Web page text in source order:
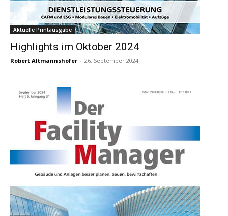
Aktuelle Printausgabe
Highlights im Oktober 2024
Robert Altmannshofer - 26. September 2024